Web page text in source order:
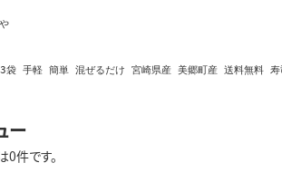
手軽 簡単 混ぜるだけ 宮崎県産 美郷町産 送料無料
ー
件です。